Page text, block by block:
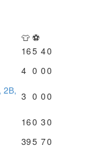
👕 ⚽
165 40
4 0 00
2В, 3 0 00
160 30
395 70